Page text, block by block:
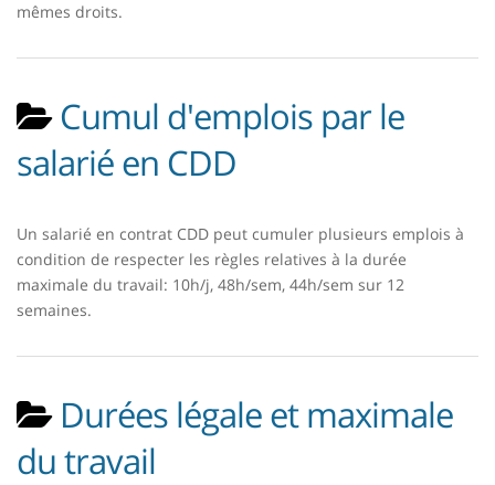
mêmes droits.
Cumul d'emplois par le
salarié en CDD
Un salarié en contrat CDD peut cumuler plusieurs emplois à
condition de respecter les règles relatives à la durée
maximale du travail: 10h/j, 48h/sem, 44h/sem sur 12
semaines.
Durées légale et maximale
du travail